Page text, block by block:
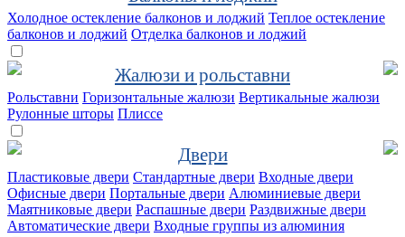
Холодное остекление балконов и лоджий Теплое остекление
балконов и лоджий Отделка балконов и лоджий
Жалюзи и рольставни
Рольставни Горизонтальные жалюзи Вертикальные жалюзи
Рулонные шторы Плиссе
Двери
Пластиковые двери Стандартные двери Входные двери
Офисные двери Портальные двери Алюминиевые двери
Маятниковые двери Распашные двери Раздвижные двери
Автоматические двери Входные группы из алюминия